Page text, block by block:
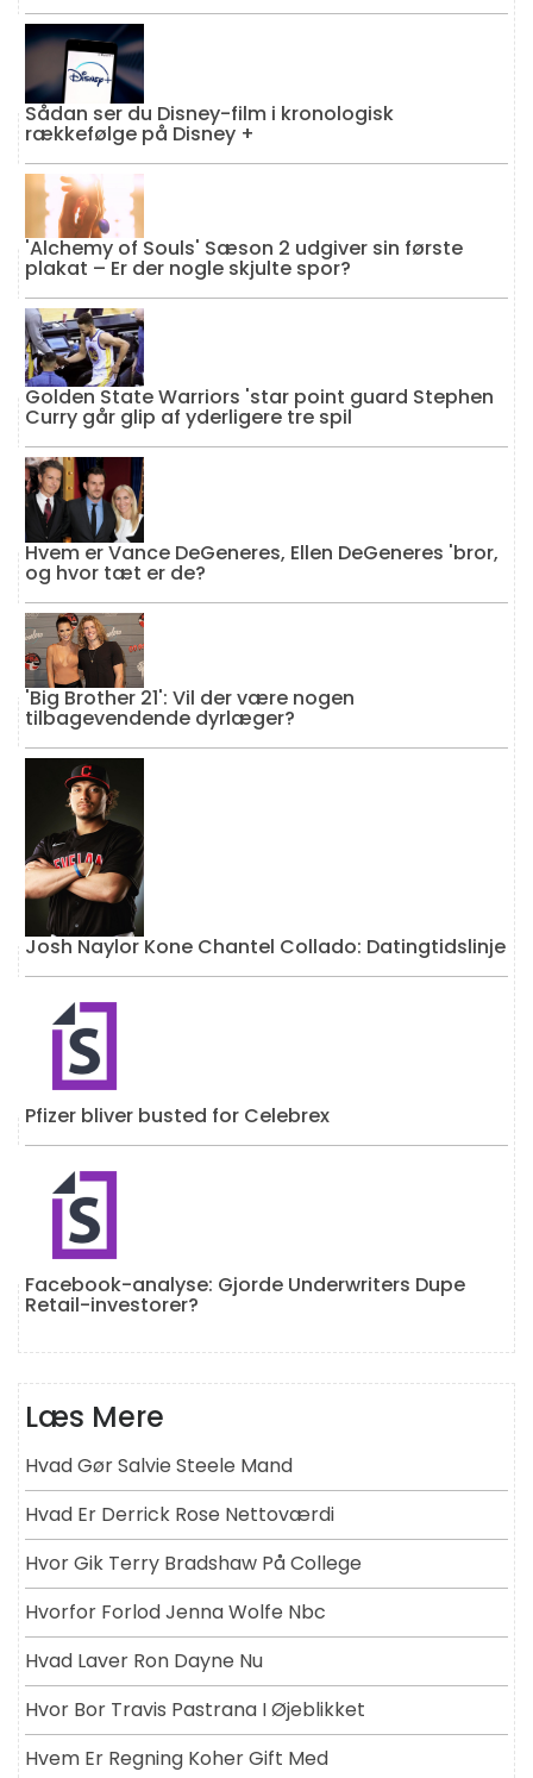
Sådan ser du Disney-film i kronologisk
rækkefølge på Disney +
'Alchemy of Souls' Sæson 2 udgiver sin første
plakat – Er der nogle skjulte spor?
Golden State Warriors 'star point guard Stephen
Curry går glip af yderligere tre spil
Hvem er Vance DeGeneres, Ellen DeGeneres 'bror,
og hvor tæt er de?
'Big Brother 21': Vil der være nogen
tilbagevendende dyrlæger?
Josh Naylor Kone Chantel Collado: Datingtidslinje
Pfizer bliver busted for Celebrex
Facebook-analyse: Gjorde Underwriters Dupe
Retail-investorer?
Læs Mere
Hvad Gør Salvie Steele Mand
Hvad Er Derrick Rose Nettoværdi
Hvor Gik Terry Bradshaw På College
Hvorfor Forlod Jenna Wolfe Nbc
Hvad Laver Ron Dayne Nu
Hvor Bor Travis Pastrana I Øjeblikket
Hvem Er Regning Koher Gift Med